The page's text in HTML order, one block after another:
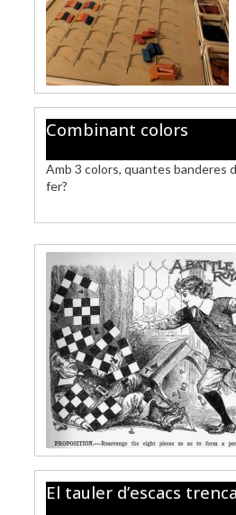
Combinant colors
Amb 3 colors, quantes banderes
fer?
El tauler d’escacs